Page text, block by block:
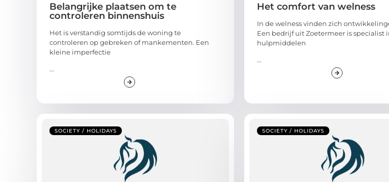
Belangrijke plaatsen om te
controleren binnenshuis
Het is verstandig somtijds de woning te
controleren op gebreken of mankementen. Een
kleine imperfectie
...
Het comfort van welness
In de welness vinden zich
Een bedrijf uit Zoetermeer is specialist
hulpmiddelen
...
SOCIETY / HOLIDAYS SOCIETY / HOLIDAYS